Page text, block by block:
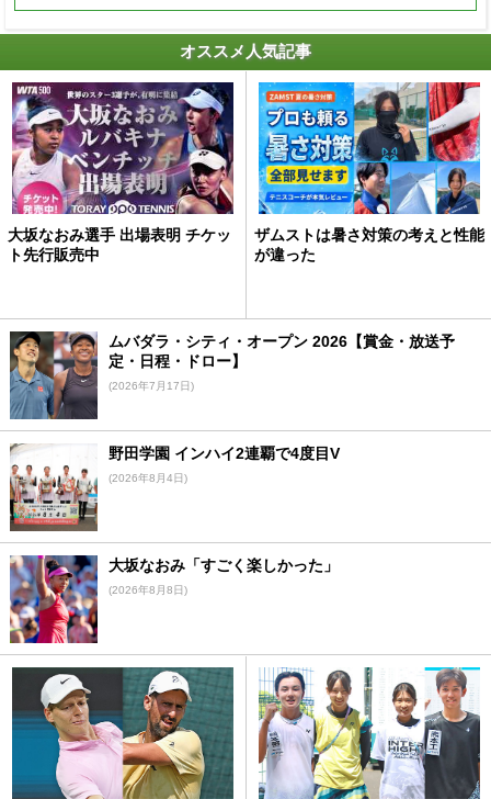
オススメ人気記事
大坂なおみ選手 出場表明 チケッ
ト先行販売中
ザムストは暑さ対策の考えと性能
が違った
ムバダラ・シティ・オープン 2026【賞金・放送予
定・日程・ドロー】
(2026年7月17日)
野田学園 インハイ2連覇で4度目V
(2026年8月4日)
大坂なおみ「すごく楽しかった」
(2026年8月8日)